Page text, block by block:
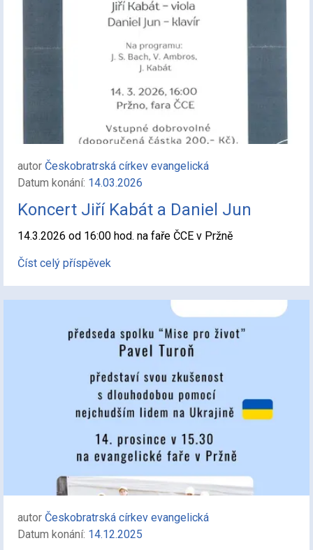
autor Českobratrská církev evangelická
Datum konání: 14.03.2026
Koncert Jiří Kabát a Daniel Jun
14.3.2026 od 16:00 hod. na faře ČCE v Pržně
Číst celý příspěvek
autor Českobratrská církev evangelická
Datum konání: 14.12.2025